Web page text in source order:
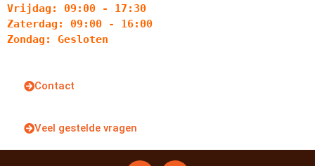
Vrijdag: 09:00 - 17:30
Zaterdag: 09:00 - 16:00
Zondag: Gesloten
Contact
Veel gestelde vragen